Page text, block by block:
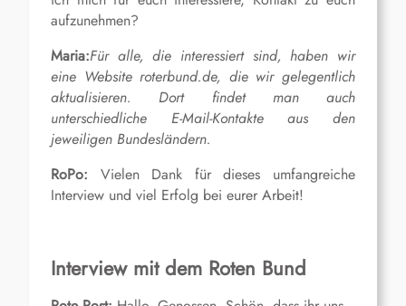
aufzunehmen?
Maria:Für alle, die interessiert sind, haben wir
eine Website roterbund.de, die wir gelegentlich
aktualisieren. Dort findet man auch
unterschiedliche E-Mail-Kontakte aus den
jeweiligen Bundesländern.
RoPo: Vielen Dank für dieses umfangreiche
Interview und viel Erfolg bei eurer Arbeit!
Interview mit dem Roten Bund